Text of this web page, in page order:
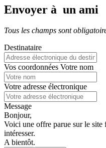
Envoyer à un ami
Tous les champs sont
Destinataire
Vos coordonnées Votre nom
Votre adresse électronique
Message
Bonjour,
Voici une offre parue sur le site
intéresser.
A bientôt.